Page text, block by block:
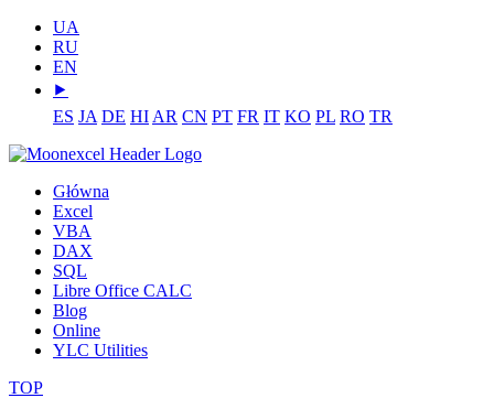
UA
RU
EN
⯈
ES JA DE HI AR CN PT FR IT KO PL RO TR
Główna
Excel
VBA
DAX
SQL
Libre Office CALC
Blog
Online
YLC Utilities
TOP